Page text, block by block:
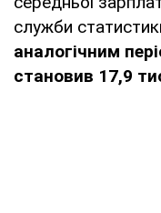
служби
аналогічним
становив 17,9